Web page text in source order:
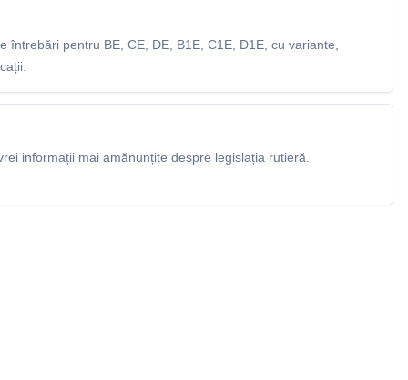
întrebări pentru BE, CE, DE, B1E, C1E, D1E, cu variante,
informații mai amănunțite despre legislația rutieră.